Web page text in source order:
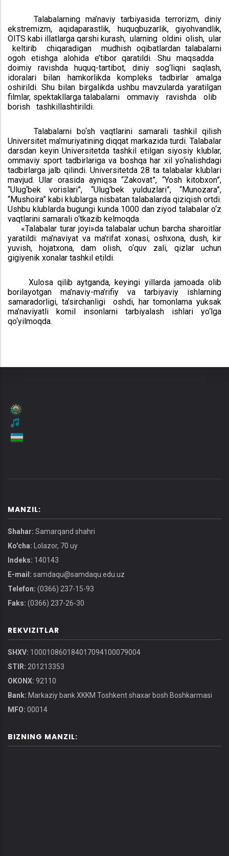
Talabalarning ma’naviy tarbiyasida terrorizm, diniy
ekstremizm, aqidaparastlik, huquqbuzarlik, giyohvandlik,
OITS kabi illatlarga qarshi kurash, ularning oldini olish, ular
keltirib chiqaradigan mudhish oqibatlardan talabalarni
ogoh etishga alohida e’tibor qaratildi. Shu maqsadda
doimiy ravishda huquq-tartibot, diniy sog‘liqni saqlash,
idoralari bilan hamkorlikda kompleks tadbirlar amalga
oshirildi. Shu bilan birgalikda ushbu mavzularda yaratilgan
filmlar, spektakllarga talabalarni ommaviy ravishda olib
borish tashkillashtirildi.
Talabalarni bo‘sh vaqtlarini samarali tashkil qilish
Universitet ma’muriyatining diqqat markazida turdi. Talabalar
darsdan keyin Universitetda tashkil etilgan siyosiy klublar,
ommaviy sport tadbirlariga va boshqa har xil yo‘nalishdagi
tadbirlarga jalb qilindi. Universitetda 28 ta talabalar klublari
mavjud. Ular orasida ayniqsa “Zakovat”, “Yosh kitobxon”,
“Ulug‘bek vorislari”, “Ulug‘bek yulduzlari”, “Munozara”,
“Mushoira” kabi klublarga nisbatan talabalarda qiziqish ortdi.
Ushbu klublarda bugungi kunda 1000 dan ziyod talabalar o‘z
vaqtlarini samarali o‘tkazib kelmoqda.
«Talabalar turar joyi»da talabalar uchun barcha sharoitlar
yaratildi: ma’naviyat va ma’rifat xonasi, oshxona, dush, kir
yuvish, hojatxona, dam olish, o‘quv zali, qizlar uchun
gigiyenik xonalar tashkil etildi.
Xulosa qilib aytganda, keyingi yillarda jamoada olib
borilayotgan ma’naviy-ma’rifiy va tarbiyaviy ishlarning
samaradorligi, ta’sirchanligi oshdi, har tomonlama yuksak
ma’naviyatli komil insonlarni tarbiyalash ishlari yo‘lga
qo‘yilmoqda.
MANZIL:
Shahar: Samarqand shahri
Ko'cha: Lolazor, 70 uy
Indeks: 140143
E-mail: samdaqu@samdaqu.edu.uz
Telefon: (0366) 237-15-93
Faks: (0366) 237-26-30
REKVIZITLAR
SHXV: 100010860184017094100079004
STIR: 201213353
OKONX: 92110
Bank: Markaziy bank XKKM Toshkent shaxar bosh Boshkarmasi
MFO: 00014
BIZNING MANZIL: